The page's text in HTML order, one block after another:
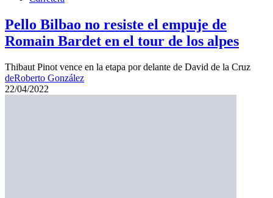
Pello Bilbao no resiste el empuje de
Romain Bardet en el tour de los alpes
Thibaut Pinot vence en la etapa por delante de David de la Cruz
deRoberto González
22/04/2022